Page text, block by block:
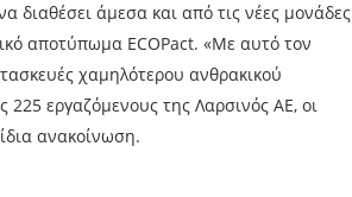
διαθέσει άμεσα και από τις νέες μονάδες
αποτύπωμα ECOPact. «Με αυτό τον
χαμηλότερου ανθρακικού
εργαζόμενους της Λαρσινός ΑΕ, οι
ανακοίνωση.